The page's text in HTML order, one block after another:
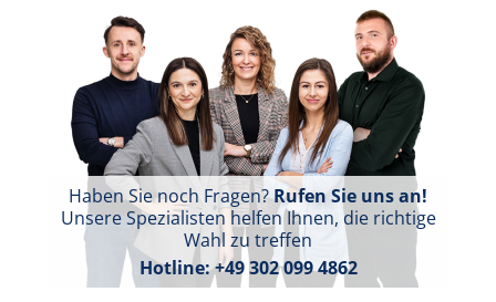
Haben Sie noch Fragen?Rufen Sie uns an!
Unsere Spezialisten helfen Ihnen, die richtige
Wahl zu treffen
Hotline:+49 302 099 4862